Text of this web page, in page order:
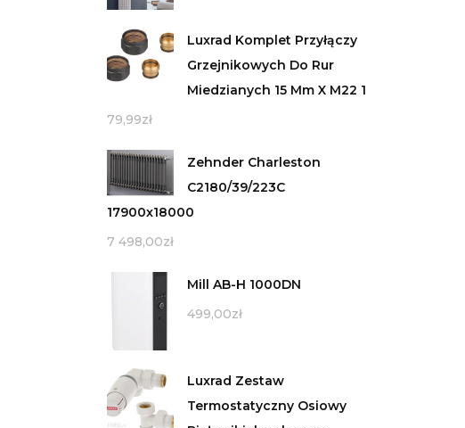
Luxrad Komplet Przyłączy
Grzejnikowych Do Rur
Miedzianych 15 Mm X M22 1
79,99zł
Zehnder Charleston
C2180/39/223C
17900x18000
7 498,00zł
Mill AB-H 1000DN
499,00zł
Luxrad Zestaw
Termostatyczny Osiowy